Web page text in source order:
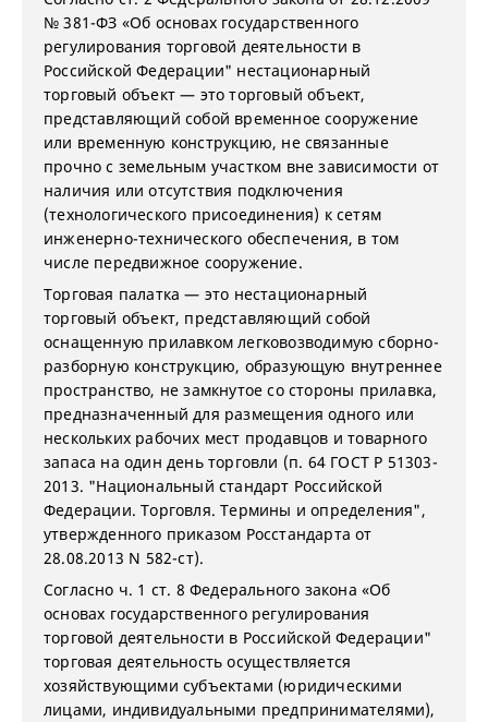
№ 381-ФЗ «Об основах государственного
регулирования торговой деятельности в
Российской Федерации" нестационарный
торговый объект — это торговый объект,
представляющий собой временное сооружение
или временную конструкцию, не связанные
прочно с земельным участком вне зависимости от
наличия или отсутствия подключения
(технологического присоединения) к сетям
инженерно-технического обеспечения, в том
числе передвижное сооружение.
Торговая палатка — это нестационарный
торговый объект, представляющий собой
оснащенную прилавком легковозводимую сборно-
разборную конструкцию, образующую внутреннее
пространство, не замкнутое со стороны прилавка,
предназначенный для размещения одного или
нескольких рабочих мест продавцов и товарного
запаса на один день торговли (п. 64 ГОСТ Р 51303-
2013. "Национальный стандарт Российской
Федерации. Торговля. Термины и определения",
утвержденного приказом Росстандарта от
28.08.2013 N 582-ст).
Согласно ч. 1 ст. 8 Федерального закона «Об
основах государственного регулирования
торговой деятельности в Российской Федерации"
торговая деятельность осуществляется
хозяйствующими субъектами (юридическими
лицами, индивидуальными предпринимателями),